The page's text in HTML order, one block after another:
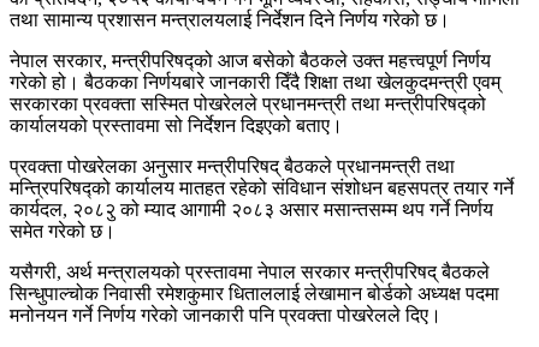
तथा सामान्य प्रशासन मन्त्रालयलाई निर्देशन दिने निर्णय गरेको छ।
नेपाल सरकार, मन्त्रीपरिषद्को आज बसेको बैठकले उक्त महत्त्वपूर्ण निर्णय
गरेको हो। बैठकका निर्णयबारे जानकारी दिँदै शिक्षा तथा खेलकुदमन्त्री एवम्
सरकारका प्रवक्ता सस्मित पोखरेलले प्रधानमन्त्री तथा मन्त्रीपरिषद्को
कार्यालयको प्रस्तावमा सो निर्देशन दिइएको बताए।
प्रवक्ता पोखरेलका अनुसार मन्त्रीपरिषद् बैठकले प्रधानमन्त्री तथा
मन्त्रिपरिषद्को कार्यालय मातहत रहेको संविधान संशोधन बहसपत्र तयार गर्ने
कार्यदल, २०८२ु को म्याद आगामी २०८३ असार मसान्तसम्म थप गर्ने निर्णय
समेत गरेको छ।
यसैगरी, अर्थ मन्त्रालयको प्रस्तावमा नेपाल सरकार मन्त्रीपरिषद् बैठकले
सिन्धुपाल्चोक निवासी रमेशकुमार धिताललाई लेखामान बोर्डको अध्यक्ष पदमा
मनोनयन गर्ने निर्णय गरेको जानकारी पनि प्रवक्ता पोखरेलले दिए।